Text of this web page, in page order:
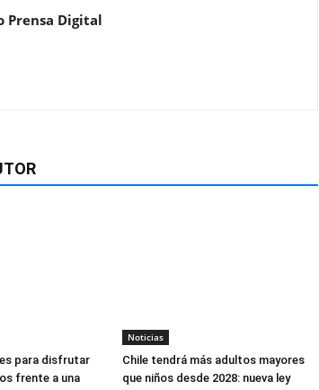
Prensa Digital
para disfrutar
frente a una
Noticias
Chile tendrá más adultos mayores
que niños desde 2028: nueva ley